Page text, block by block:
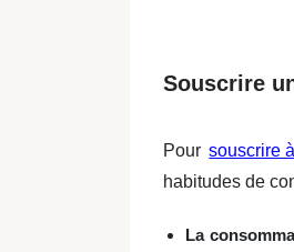
Souscrire
Pour souscrire
habitudes de
La